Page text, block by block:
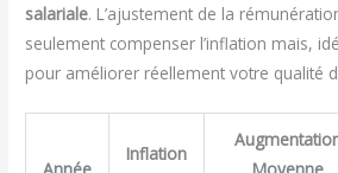
salariale. L’ajustement de la
seulement compenser l’inflation mais,
pour améliorer réellement votre qualité
Inflation